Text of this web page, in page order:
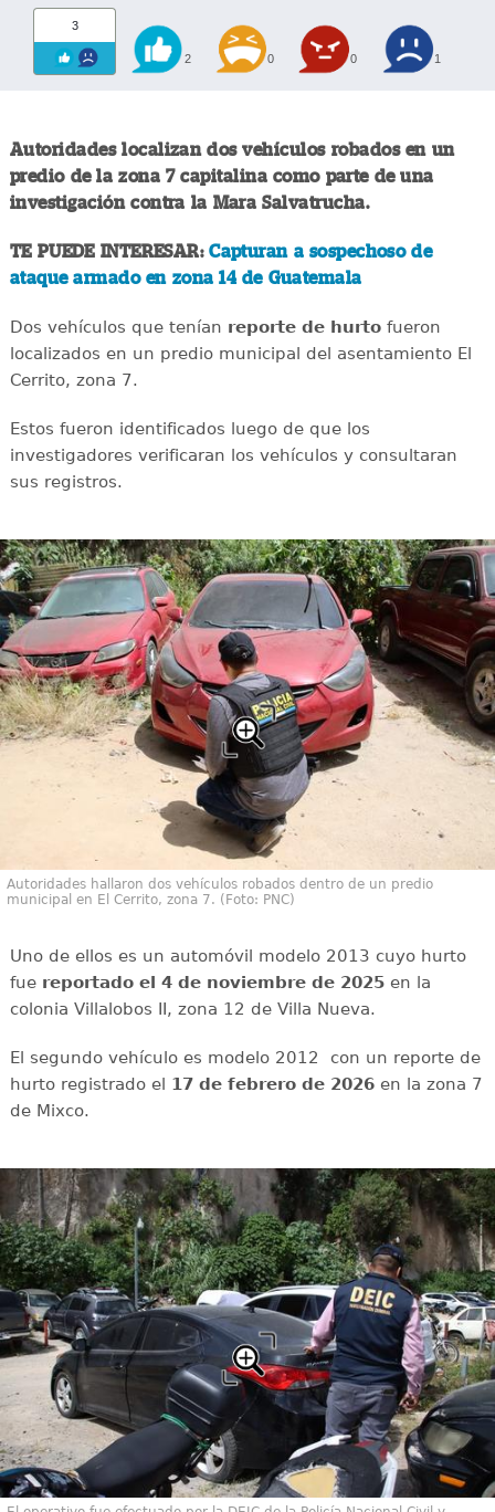
3
2 0 0 1
Autoridades localizan dos vehículos robados en un
predio de la zona 7 capitalina como parte de una
investigación contra la Mara Salvatrucha.
TE PUEDE INTERESAR:Capturan a sospechoso de
ataque armado en zona 14 de Guatemala
Dos vehículos que tenían reporte de hurtofueron
localizados en un predio municipal del asentamiento El
Cerrito, zona 7.
Estos fueron identificados luego de que los
investigadores verificaran los vehículos y consultaran
sus registros.
Autoridades hallaron dos vehículos robados dentro de un predio
municipal en El Cerrito, zona 7. (Foto: PNC)
Uno de ellos es un automóvil modelo 2013 cuyo hurto
fue reportado el 4 de noviembre de 2025en la
colonia Villalobos II, zona 12 de Villa Nueva.
El segundo vehículo es modelo 2012 con un reporte de
hurto registrado el 17 de febrero de 2026en la zona 7
de Mixco.